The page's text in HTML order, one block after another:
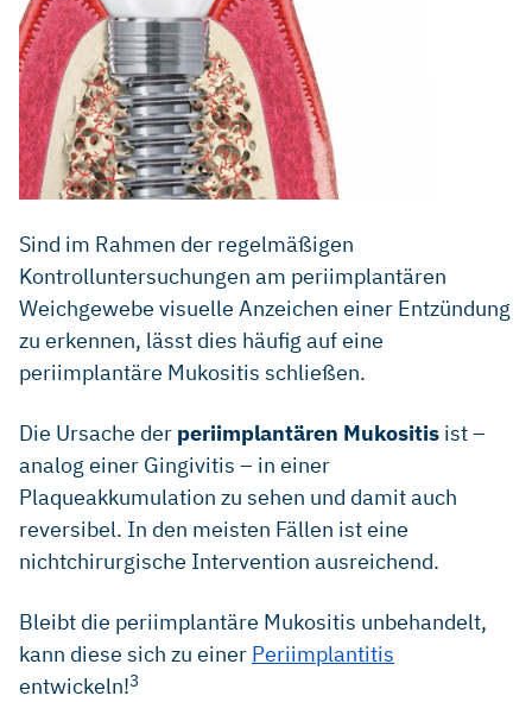
Sind im Rahmen der regelmäßigen
Kontrolluntersuchungen am periimplantären
Weichgewebe visuelle Anzeichen einer Entzündung
zu erkennen, lässt dies häufig auf eine
periimplantäre Mukositis schließen.
Die Ursache der periimplantären Mukositis ist –
analog einer Gingivitis – in einer
Plaqueakkumulation zu sehen und damit auch
reversibel. In den meisten Fällen ist eine
nichtchirurgische Intervention ausreichend.
Bleibt die periimplantäre Mukositis unbehandelt,
kann diese sich zu einer Periimplantitis
entwickeln!3